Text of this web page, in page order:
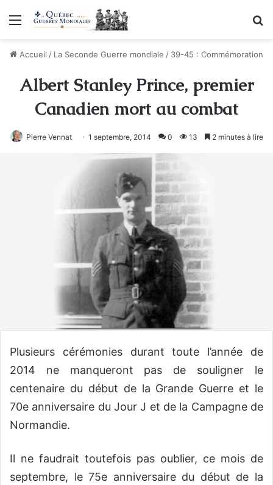
Menu
Accueil / La Seconde Guerre mondiale / 39-45 : Commémoration
Albert Stanley Prince, premier
Canadien mort au combat
Pierre Vennat 1 septembre, 2014 0 13 2 minutes à lire
Plusieurs cérémonies durant toute l’année de
2014 ne manqueront pas de souligner le
centenaire du début de la Grande Guerre et le
70e anniversaire du Jour J et de la Campagne de
Normandie.
Il ne faudrait toutefois pas oublier, ce mois de
septembre, le 75e anniversaire du début de la